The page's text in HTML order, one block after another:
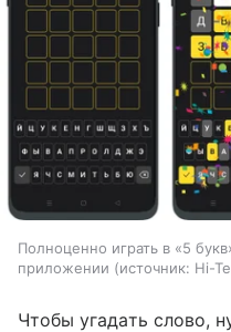
Полноценно играть в «5
приложении
источник: Hi-
Чтобы угадать слово,